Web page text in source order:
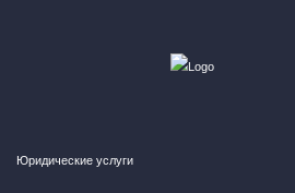
Юридические услуги